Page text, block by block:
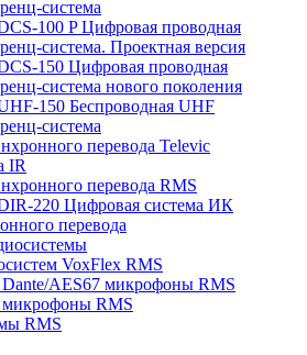
система
100 P Цифровая проводная
система. Проектная версия
150 Цифровая проводная
система нового поколения
150 Беспроводная UHF
система
перевода Televic
IR
перевода RMS
220 Цифровая система ИК
перевода
VoxFlex RMS
AES67 микрофоны RMS
RMS
RMS